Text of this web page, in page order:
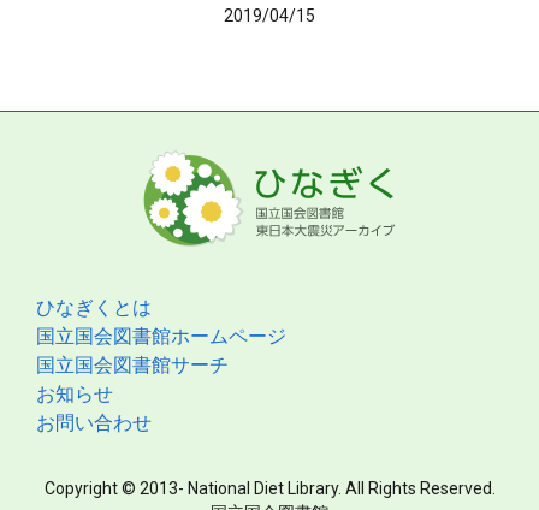
2019/04/15
ひなぎくとは
国立国会図書館ホームページ
国立国会図書館サーチ
お知らせ
お問い合わせ
Copyright © 2013- National Diet Library. All Rights Reserved.